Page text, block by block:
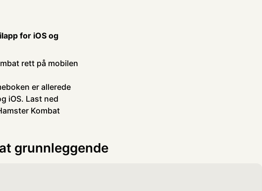
for iOS og
rett på mobilen
er allerede
iOS. Last ned
Kombat
grunnleggende